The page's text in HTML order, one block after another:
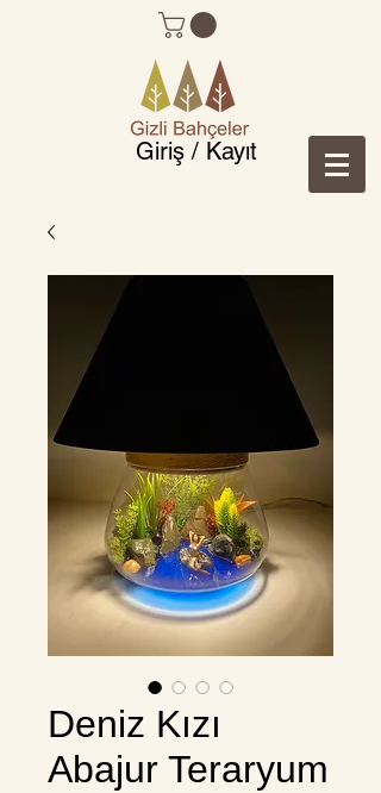
Giriş / Kayıt
Deniz Kızı
Abajur Teraryum